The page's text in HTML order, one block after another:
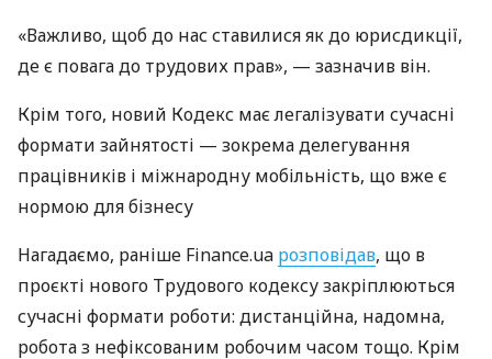
«Важливо, щоб до нас ставилися як до юрисдикції,
де є повага до трудових прав», — зазначив він.
Крім того, новий Кодекс має легалізувати сучасні
формати зайнятості — зокрема делегування
працівників і міжнародну мобільність, що вже є
нормою для бізнесу
Нагадаємо, раніше Finance.ua розповідав, що в
проєкті нового Трудового кодексу закріплюються
сучасні формати роботи: дистанційна, надомна,
робота з нефіксованим робочим часом тощо. Крім